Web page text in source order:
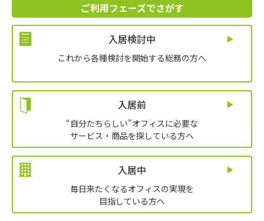
ご利用フェーズでさがす
入居検討中
これから各種検討を開始する総務の方へ
入居前
“自分たちらしい”オフィスに必要な
サービス・商品を探している方へ
入居中
毎日来たくなるオフィスの実現を
目指している方へ